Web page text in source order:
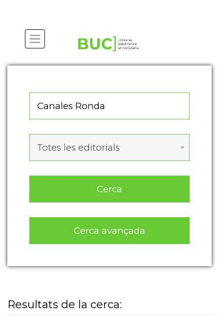
Totes les editorials
Cerca
Cerca avançada
Resultats de la cerca: